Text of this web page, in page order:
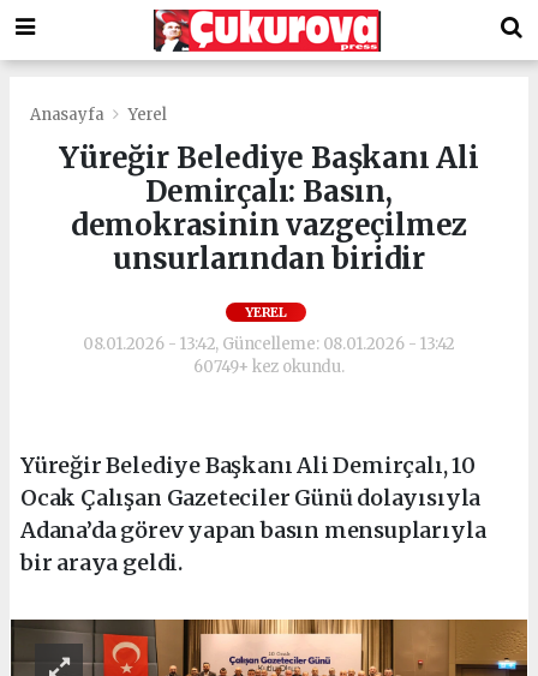
Anasayfa Yerel
Yüreğir Belediye Başkanı Ali
Demirçalı: Basın,
demokrasinin vazgeçilmez
unsurlarından biridir
YEREL
08.01.2026 - 13:42, Güncelleme: 08.01.2026 - 13:42
60749+ kez okundu.
Yüreğir Belediye Başkanı Ali Demirçalı, 10
Ocak Çalışan Gazeteciler Günü dolayısıyla
Adana’da görev yapan basın mensuplarıyla
bir araya geldi.